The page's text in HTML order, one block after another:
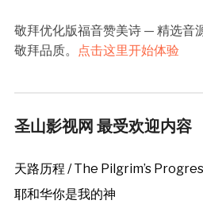
敬拜优化版福音赞美诗 — 精选音
敬拜品质。
点击这里开始体验
圣山影视网 最受欢迎内容
天路历程 / The Pilgrim’s
耶和华你是我的神